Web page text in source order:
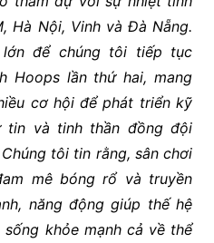
Hà Nội, Vinh và Đà Nẵng.
để chúng tôi tiếp tục
Hoops lần thứ hai, mang
cơ hội để phát triển kỹ
tin và tinh thần đồng đội
tôi tin rằng, sân chơi
mê bóng rổ và truyền
năng động giúp thế hệ
khỏe mạnh cả về thể